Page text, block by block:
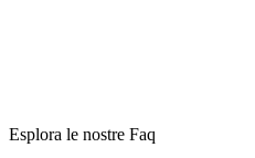
Esplora le nostre Faq